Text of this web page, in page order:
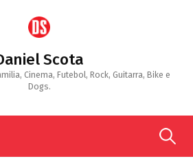
Scota
Cinema, Futebol, Rock, Guitarra, Bike e
Dogs.
Search